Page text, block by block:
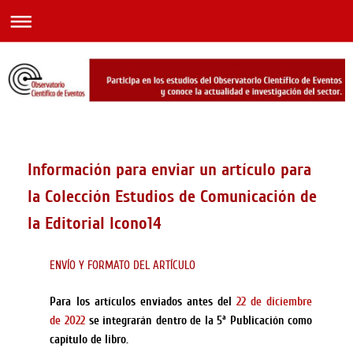
Información para enviar un artículo para
la Colección Estudios de Comunicación de
la Editorial Icono14
ENVÍO Y FORMATO DEL ARTÍCULO
Para los artículos enviados antes del 22 de diciembre
de 2022 se integrarán dentro de la 5ª Publicación como
capítulo de libro.